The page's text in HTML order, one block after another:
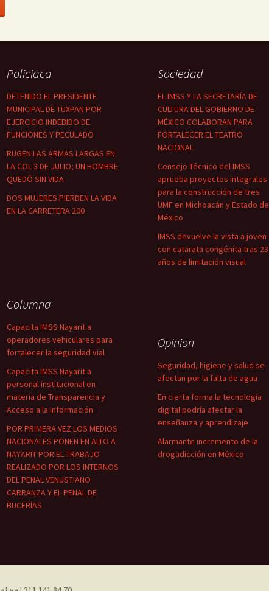
Policiaca
DETENIDO EL PRESIDENTE
MUNICIPAL DE TUXPAN POR
EJERCICIO INDEBIDO DE
FUNCIONES Y PECULADO
RUGEN LAS ARMAS LARGAS EN
LA COL 3 DE JULIO; UN HOMBRE
QUEDÓ SIN VIDA
DOS MUJERES PIERDEN LA VIDA
EN LA CARRETERA 200
Sociedad
EL IMSS Y LA SECRETARÍA DE
CULTURA DEL GOBIERNO DE
MÉXICO COLABORAN PARA
FORTALECER EL TEATRO
NACIONAL
Consejo Técnico del IMSS
aprueba proyectos integrales
para la construcción de tres
UMF en Michoacán y Estado de
México
IMSS devuelve la vista a joven
con catarata congénita tras 23
años de limitación visual
Columna
Capacita IMSS Nayarit a
operadores vehiculares para
fortalecer la seguridad vial
Capacita IMSS Nayarit a
personal institucional en
materia de Transparencia y
Acceso a la Información
POR PRIMERA VEZ LOS MEDIOS
NACIONALES PONEN EN ALTO A
NAYARIT POR EL TRABAJO
REALIZADO POR LOS INTERNOS
DEL PENAL VENUSTIANO
CARRANZA Y EL PENAL DE
BUCERÍAS
Opinion
Seguridad, higiene y salud se
afectan por la falta de agua
En cierta forma la tecnología
digital podría afectar la
enseñanza y aprendizaje
Alarmante incremento de la
drogadicción en México